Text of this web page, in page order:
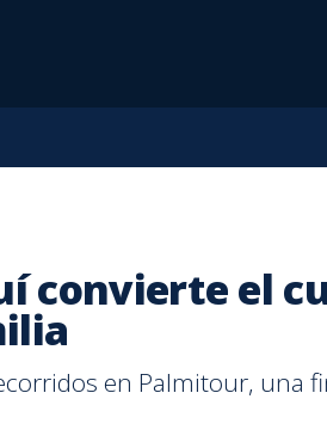
convierte el
en Palmitour,